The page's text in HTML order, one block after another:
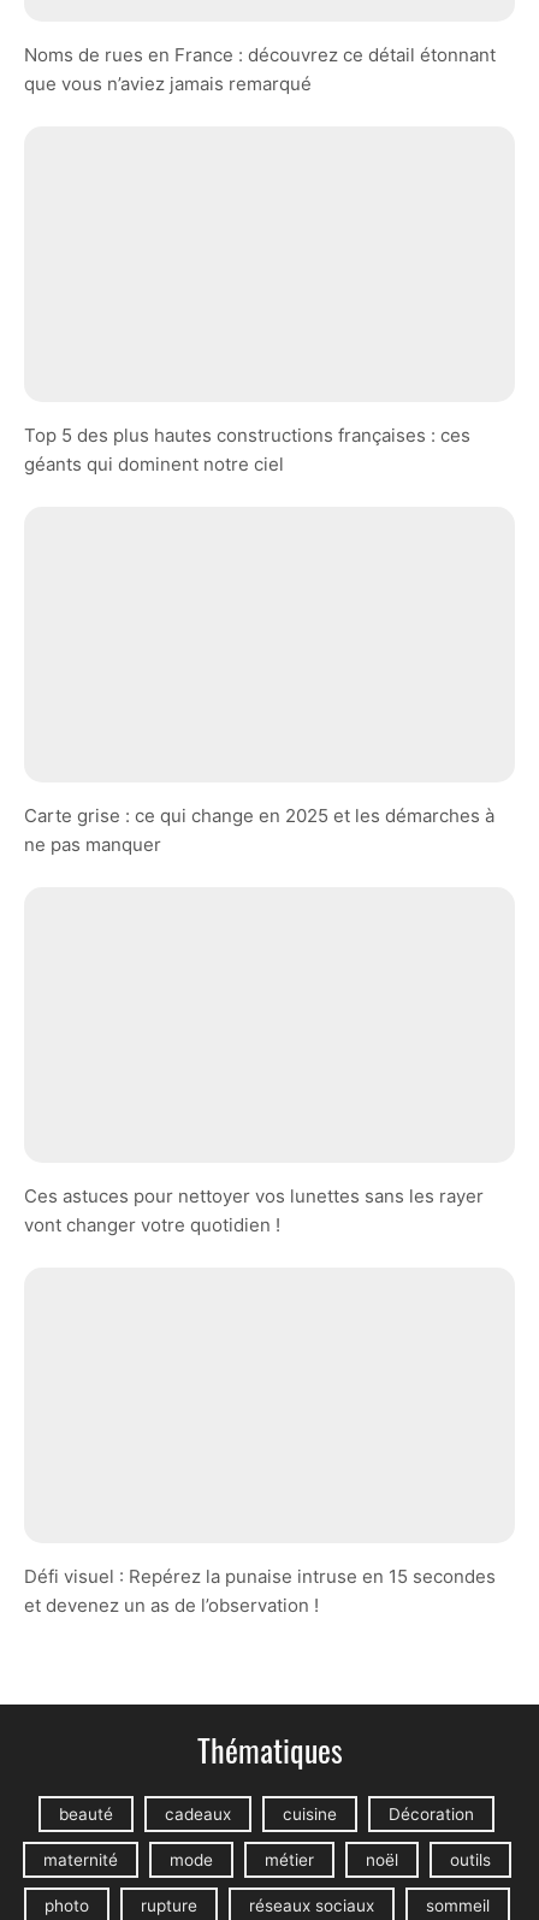
Noms de rues en France : découvrez ce détail étonnant
que vous n’aviez jamais remarqué
Top 5 des plus hautes constructions françaises : ces
géants qui dominent notre ciel
Carte grise : ce qui change en 2025 et les démarches à
ne pas manquer
Ces astuces pour nettoyer vos lunettes sans les rayer
vont changer votre quotidien !
Défi visuel : Repérez la punaise intruse en 15 secondes
et devenez un as de l’observation !
Thématiques
beauté cadeaux cuisine Décoration
maternité mode métier noël outils
photo rupture réseaux sociaux sommeil